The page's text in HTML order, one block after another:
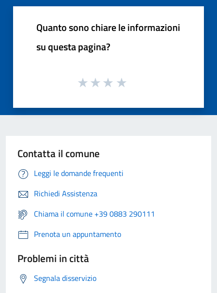
Quanto sono chiare le informazioni
su questa pagina?
Contatta il comune
Leggi le domande frequenti
Richiedi Assistenza
Chiama il comune +39 0883 290111
Prenota un appuntamento
Problemi in città
Segnala disservizio